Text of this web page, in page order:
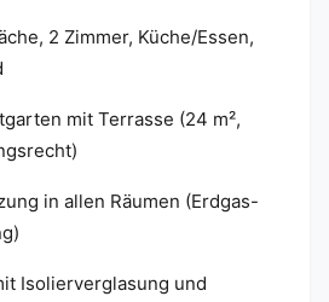
2 Zimmer, Küche/Essen,
mit Terrasse (24 m²,
in allen Räumen (Erdgas-
Isolierverglasung und